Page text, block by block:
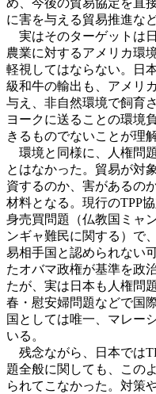
に害を与える貿易推進な
実はそのターゲットは
農業に対するアメリカ環
軽視してはならない。日
級和牛の輸出も、アメリ
与え、非自然環境で飼育
ヨークに送ることの環境
きるものでないことが理
環境と同様に、人権問
とはなかった。貿易が対
資するのか、害があるの
材料となる。現行のTPP
身売買問題（仏教国ミャ
ンギャ難民に関する）で
易相手国と認められない
たオバマ政権が基準を政
たが、実は日本も人権問
春・慰安婦問題などで国
国としては唯一、マレー
いる。
残念ながら、日本では
題全般に関しても、この
られてこなかった。対策